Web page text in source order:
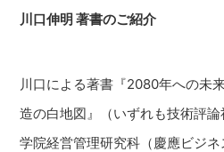
川口伸明 著書のご紹介
川口による著書『2080年への未
造の白地図』（いずれも技術評
学院経営管理研究科（慶應ビジ